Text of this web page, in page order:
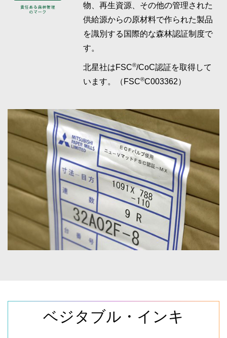
物、再生資源、その他の管理された
供給源からの原材料で作られた製品
を識別する国際的な森林認証制度で
す。
北星社はFSC®/CoC認証を取得して
います。（FSC®C003362）
ベジタブル・インキ